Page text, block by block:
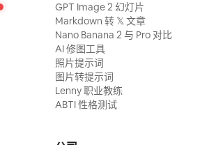
GPT Image 2 幻灯片
Markdown 转 𝕏 文章
Nano Banana 2 与 Pro 对比
AI 修图工具
照片提示词
图片转提示词
Lenny 职业教练
ABTI 性格测试